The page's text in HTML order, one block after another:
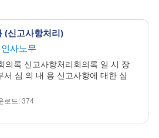
: 성 명: 서 명:
(신고사항처리)
인사노무
의록 신고사항처리회의록 일 시 장
서 심 의 내 용 신고사항에 대한 심
로드: 374